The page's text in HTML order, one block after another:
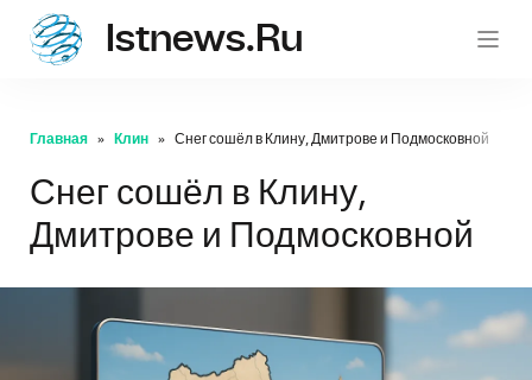
Istnews.ru
Главная Клин Снег сошёл в Клину, Дмитрове и Подмосковной
Снег сошёл в Клину,
Дмитрове и Подмосковной